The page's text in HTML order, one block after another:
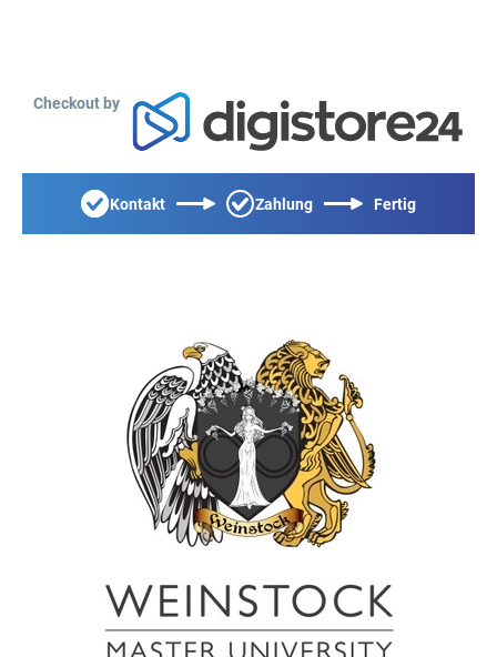
Checkout by
Kontakt Zahlung Fertig